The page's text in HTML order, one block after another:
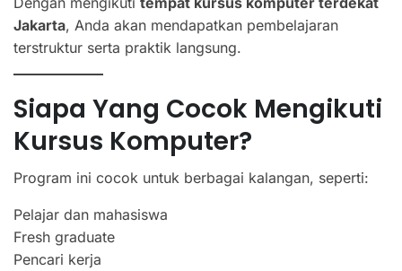
Jakarta, Anda akan mendapatkan pembelajaran
terstruktur serta praktik langsung.
Siapa Yang Cocok Mengikuti
Kursus Komputer?
Program ini cocok untuk berbagai kalangan, seperti:
Pelajar dan mahasiswa
Fresh graduate
Pencari kerja